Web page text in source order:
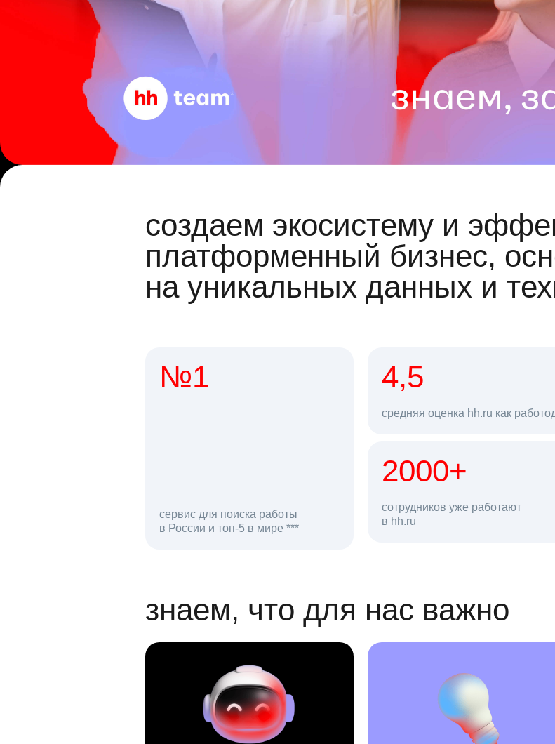
создаем экосистему и
платформенный бизнес,
на уникальных данных и
№1
сервис для поиска работы
в России и топ-5 в мире ***
откликов на вакансии
4,5
средняя оценка hh.ru как
2000+
сотрудников уже работают
в hh.ru
68 млн
знаем, что для нас важно